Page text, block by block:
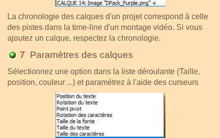
La chronologie des calques d'un projet correspond à celle
des pistes dans la time-line d'un montage vidéo. Si vous
ajoutez un calque, respectez la chronologie.
7 Paramètres des calques
Sélectionnez une option dans la liste déroulante (Taille,
position, couleur ...) et paramétrez à l'aide des curseurs